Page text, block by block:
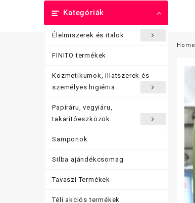
Kategóriák
Élelmiszerek és italok
FINITO termékek
Kozmetikumok, illatszerek és
személyes higiénia
Papíráru, vegyiáru,
takarítóeszközök
Samponok
Silba ajándékcsomag
Tavaszi Termékek
Téli akciós termékek
Home